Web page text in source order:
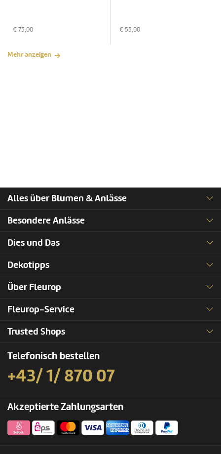
€ 75,00 € 55,00
Mehr anzeigen
Alles über Blumen & Anlässe
Besondere Anlässe
Dies und Das
Dekotipps
Über Fleurop
Fleurop-Service
Trusted Shops
Telefonisch bestellen
+43/ 1/ 870 07
Akzeptierte Zahlungsarten